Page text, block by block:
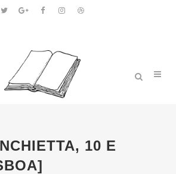
10 E